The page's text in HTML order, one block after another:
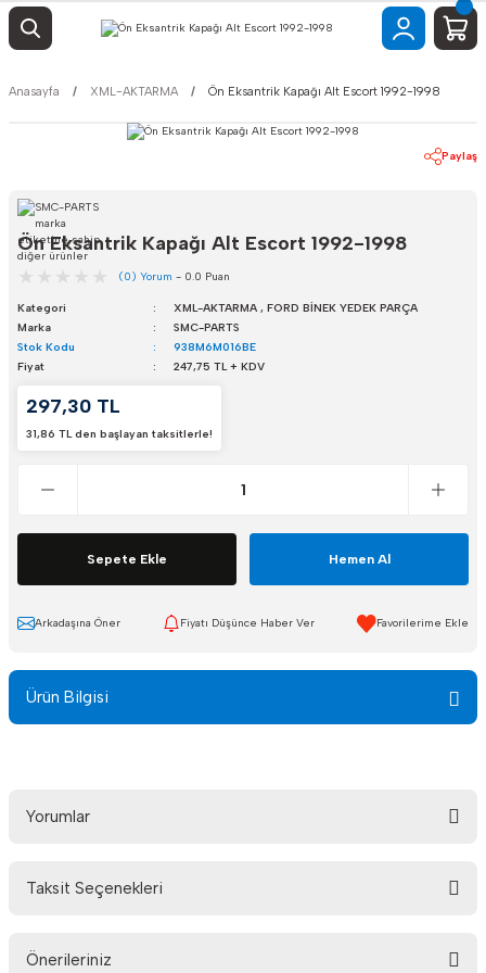
Anasayfa XML-AKTARMA Ön Eksantrik Kapağı Alt Escort 1992-1998
Paylaş
Ön Eksantrik Kapağı Alt Escort 1992-1998
(0) Yorum - 0.0 Puan
Kategori XML-AKTARMA , FORD BİNEK YEDEK PARÇA
Marka
SMC-PARTS
Stok Kodu
938M6M016BE
Fiyat
247,75 TL + KDV
297,30 TL
31,86 TL den başlayan taksitlerle!
Sepete Ekle Hemen Al
Arkadaşına Öner Fiyatı Düşünce Haber Ver
Ürün Bilgisi
Yorumlar
Taksit Seçenekleri
Önerileriniz